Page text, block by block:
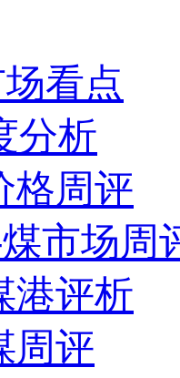
看点
分析
格周评
市场周
港评析
周评